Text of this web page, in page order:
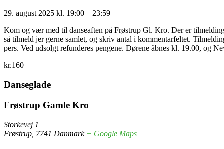
29. august 2025 kl. 19:00 – 23:59
Kom og vær med til danseaften på Frøstrup Gl. Kro. Der er
så tilmeld jer gerne samlet, og skriv antal i kommentarfeltet.
pers. Ved udsolgt refunderes pengene. Dørene åbnes kl. 19.00, og
kr.160
Danseglade
Frøstrup Gamle Kro
Storkevej 1
Frøstrup 7741 Danmark + Google Maps